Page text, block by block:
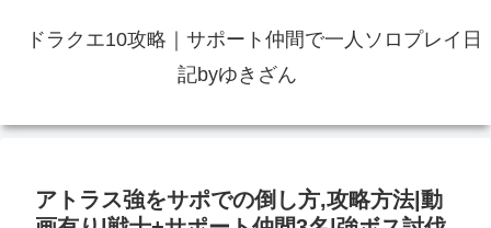
ドラクエ10攻略｜サポート仲間で一人ソロプレイ日
記byゆきざん
アトラス強をサポでの倒し方,攻略方法|動